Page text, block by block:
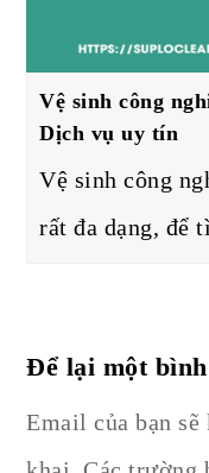
Vệ sinh công
Dịch vụ uy tín
Vệ sinh công
rất đa dạng, để
Để lại một
Email của bạn